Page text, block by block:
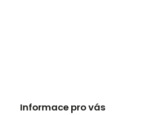
Informace pro vás